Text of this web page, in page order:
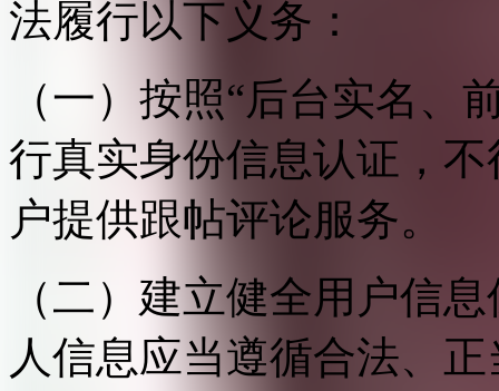
法履行以下义务：
（一）按照“后台实名、
行真实身份信息认证，
户提供跟帖评论服务。
（二）建立健全用户信
人信息应当遵循合法、